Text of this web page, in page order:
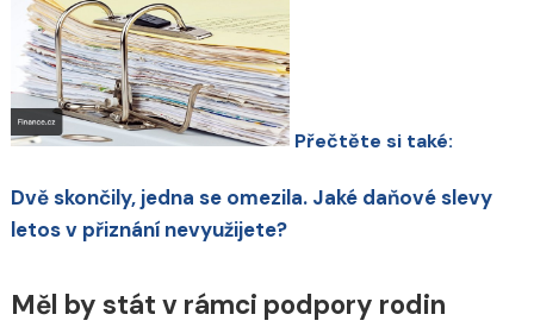
Přečtěte si také:
Dvě skončily, jedna se omezila. Jaké daňové slevy
letos v přiznání nevyužijete?
Měl by stát v rámci podpory rodin